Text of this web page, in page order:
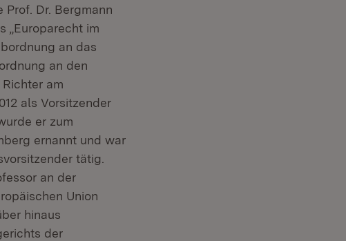
Dr. Bergmann
„Europarecht im
an das
an den
am
als Vorsitzender
er zum
ernannt und war
tätig.
an der
Union
hinaus
der